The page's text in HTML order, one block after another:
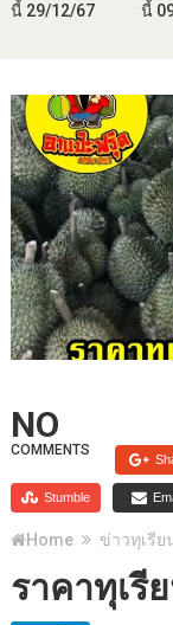
นี้ 29/12/67
นี้
NO
COMMENTS
Stumble
Home ข่าวทุเรีย
ราคาทุเรี